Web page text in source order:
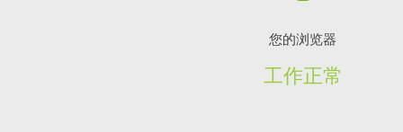
您的浏览器
工作正常